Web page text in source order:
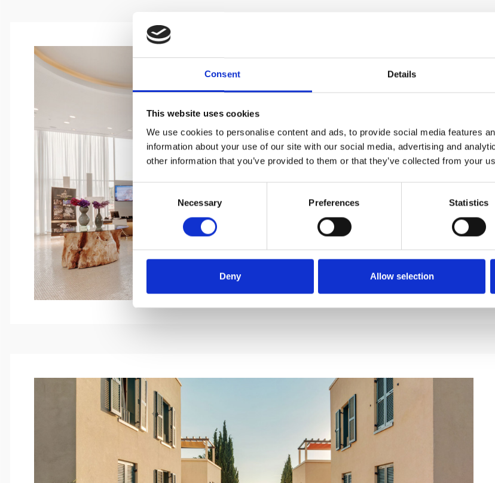
Consent Details
This website uses cookies
We use cookies to personalise content and ads, to provide social media features
information about your use of our site with our social media, advertising and
other information that you’ve provided to them or that they’ve collected from your
Consent
Selection
Necessary Preferences Statistics
Deny Allow selection